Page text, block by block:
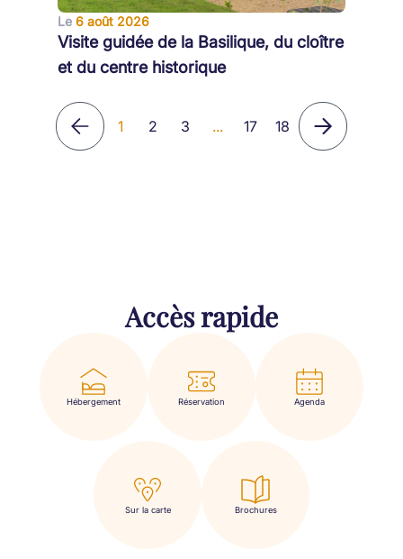
Le 6 août 2026
Visite guidée de la Basilique, du cloître
et du centre historique
1 2 3 ... 17 18
Accès rapide
Hébergement Réservation Agenda
Sur la carte Brochures